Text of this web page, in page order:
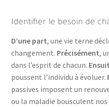
Identifier le besoin de
D’une part, une vie terne
changement. Précisément,
dans l’esprit de chacun.
poussent l’individu à évoluer.
passives imposent un
ou la maladie bousculent